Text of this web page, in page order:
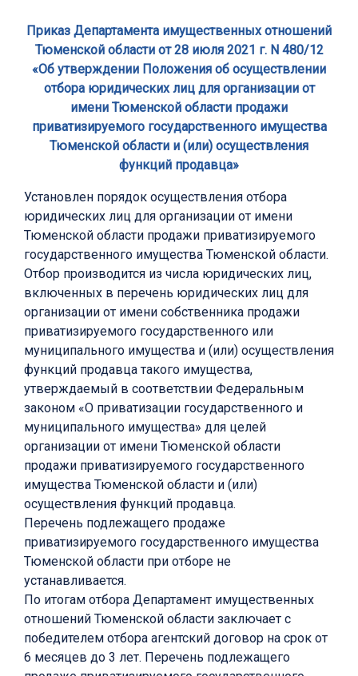
Приказ Департамента имущественных отношений
Тюменской области от 28 июля 2021 г. N 480/12
«Об утверждении Положения об осуществлении
отбора юридических лиц для организации от
имени Тюменской области продажи
приватизируемого государственного имущества
Тюменской области и (или) осуществления
функций продавца»
Установлен порядок осуществления отбора
юридических лиц для организации от имени
Тюменской области продажи приватизируемого
государственного имущества Тюменской области.
Отбор производится из числа юридических лиц,
включенных в перечень юридических лиц для
организации от имени собственника продажи
приватизируемого государственного или
муниципального имущества и (или) осуществления
функций продавца такого имущества,
утверждаемый в соответствии Федеральным
законом «О приватизации государственного и
муниципального имущества» для целей
организации от имени Тюменской области
продажи приватизируемого государственного
имущества Тюменской области и (или)
осуществления функций продавца.
Перечень подлежащего продаже
приватизируемого государственного имущества
Тюменской области при отборе не
устанавливается.
По итогам отбора Департамент имущественных
отношений Тюменской области заключает с
победителем отбора агентский договор на срок от
6 месяцев до 3 лет. Перечень подлежащего